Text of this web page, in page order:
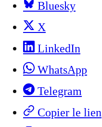
Bluesky
X
LinkedIn
WhatsApp
Telegram
Copier le lien